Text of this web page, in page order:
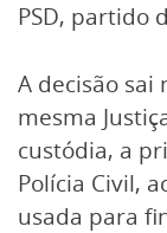
PSD, partido
A decisão sai
mesma
custódia, a
Polícia Civil,
usada para